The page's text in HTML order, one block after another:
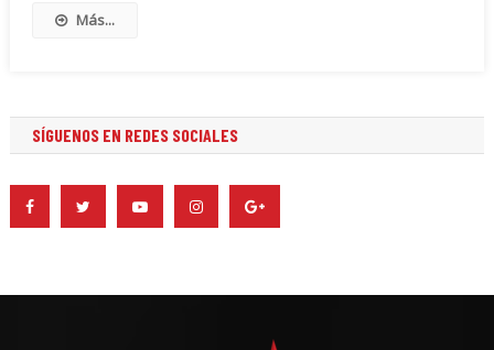
Más...
SÍGUENOS EN REDES SOCIALES